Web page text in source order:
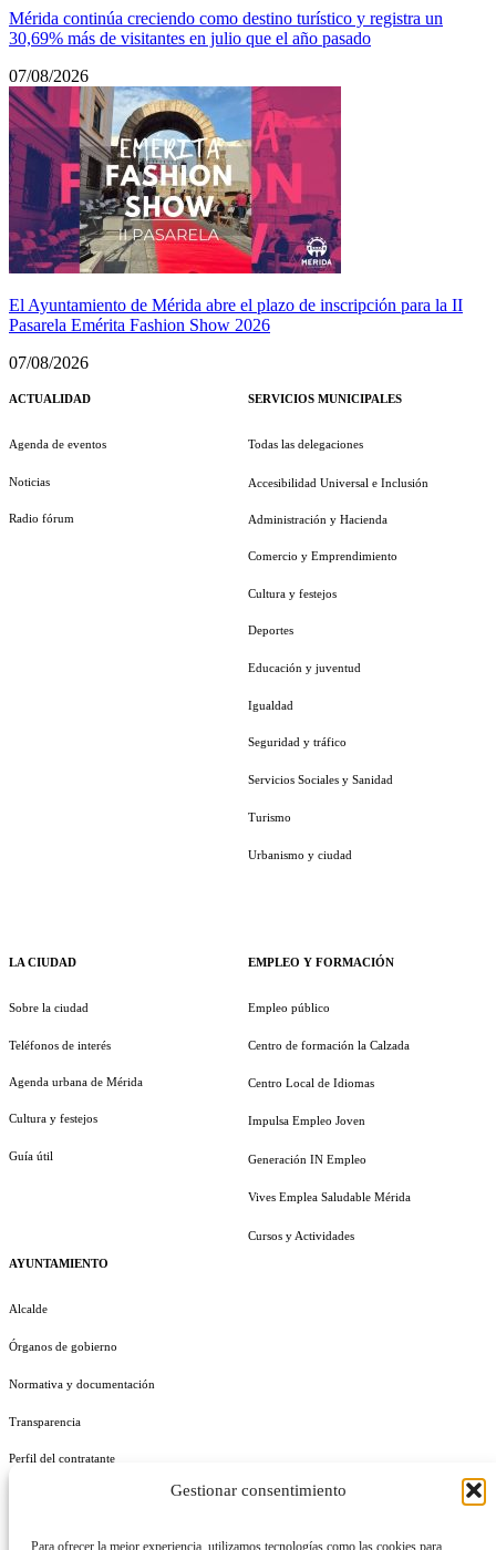
Gestionar consentimiento
Para ofrecer la mejor experiencia, utilizamos tecnologías como las cookies para
Mérida continúa creciendo como destino turístico y registra un
30,69% más de visitantes en julio que el año pasado
07/08/2026
El Ayuntamiento de Mérida abre el plazo de inscripción para la II
Pasarela Emérita Fashion Show 2026
07/08/2026
ACTUALIDAD
Agenda de eventos
Noticias
Radio fórum
LA CIUDAD
Sobre la ciudad
Teléfonos de interés
Agenda urbana de Mérida
Cultura y festejos
Guía útil
AYUNTAMIENTO
Alcalde
Órganos de gobierno
Normativa y documentación
Transparencia
Perfil del contratante
SERVICIOS MUNICIPALES
Todas las delegaciones
Accesibilidad Universal e Inclusión
Administración y Hacienda
Comercio y Emprendimiento
Cultura y festejos
Deportes
Educación y juventud
Igualdad
Seguridad y tráfico
Servicios Sociales y Sanidad
Turismo
Urbanismo y ciudad
EMPLEO Y FORMACIÓN
Empleo público
Centro de formación la Calzada
Centro Local de Idiomas
Impulsa Empleo Joven
Generación IN Empleo
Vives Emplea Saludable Mérida
Cursos y Actividades